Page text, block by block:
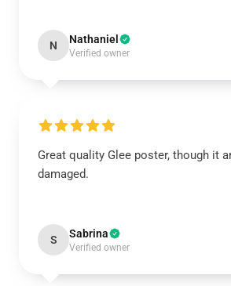
N Nathaniel
Verified owner
Great quality Glee poster, though it
damaged.
S Sabrina
Verified owner